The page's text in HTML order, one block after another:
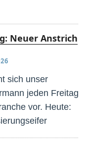
Neuer Anstrich
sich unser
jeden Freitag
vor. Heute: